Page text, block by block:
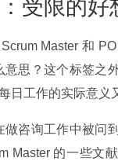
Master 和
思？这个标签之
日工作的实际意义
做咨询工作中被问
Master 的一些文